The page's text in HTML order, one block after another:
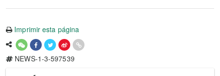
Imprimir esta página
NEWS-1-3-597539